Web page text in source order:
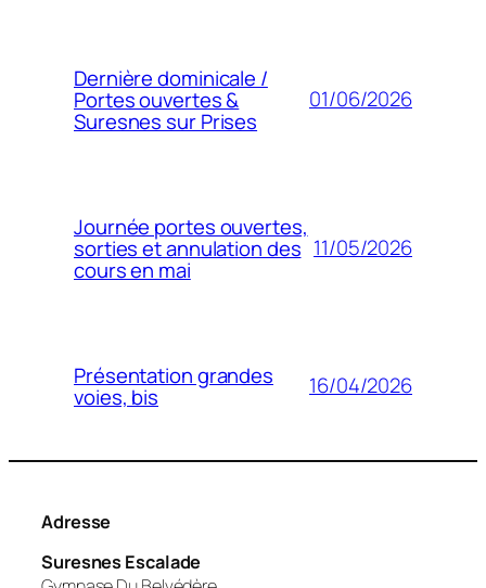
Dernière dominicale /
Portes ouvertes &
Suresnes sur Prises
01/06/2026
Journée portes ouvertes,
sorties et annulation des
cours en mai
11/05/2026
Présentation grandes
voies, bis 16/04/2026
Adresse
Suresnes Escalade